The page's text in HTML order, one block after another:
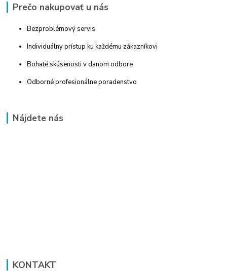
Prečo nakupovať u nás
Bezproblémový servis
Individuálny prístup ku každému zákazníkovi
Bohaté skúsenosti v danom odbore
Odborné profesionálne poradenstvo
Nájdete nás
KONTAKT